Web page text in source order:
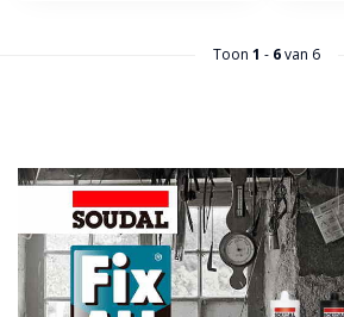
Toon 1 - 6van 6